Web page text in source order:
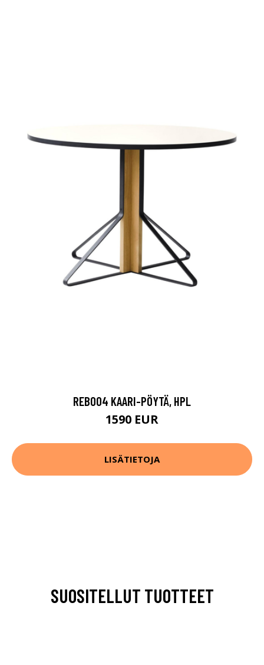
REB004 KAARI-PÖYTÄ, HPL
1590 EUR
LISÄTIETOJA
SUOSITELLUT TUOTTEET